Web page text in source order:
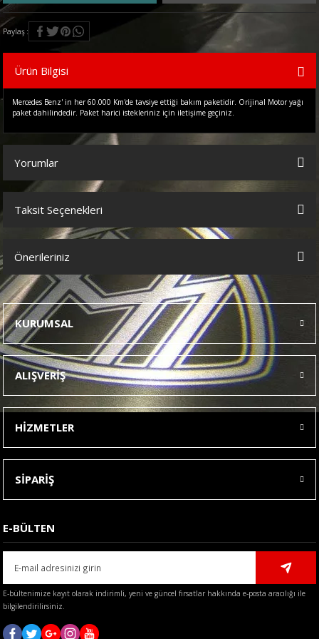
Paylaş
Ürün Bilgisi
Mercedes Benz' in her 60.000 Km'de tavsiye ettiği bakım paketidir. Orijinal Motor yağı
paket dahilindedir. Paket harici istekleriniz için iletişime geçiniz.
Yorumlar
Bu ürüne ilk yorumu siz yapın!
Taksit Seçenekleri
Önerileriniz
Bu ürünün fiyat bilgisi, resim, ürün açıklamalarında ve diğer
konularda yetersiz gördüğünüz noktaları öneri formunu kullanarak
tarafımıza iletebilirsiniz.
Görüş ve önerileriniz için teşekkür ederiz.
Ürün resmi kalitesiz, bozuk veya görüntülenemiyor.
Ürün açıklamasında eksik bilgiler bulunuyor.
Ürün bilgilerinde hatalar bulunuyor.
Ürün fiyatı diğer sitelerden daha pahalı.
Bu ürüne benzer farklı alternatifler olmalı.
Gönder
KURUMSAL
ALIŞVERİŞ
HİZMETLER
SİPARİŞ
E-BÜLTEN
E-bültenimize kayıt olarak indirimli, yeni ve güncel fırsatlar hakkında e-posta aracılığı ile
bilgilendirilirsiniz.